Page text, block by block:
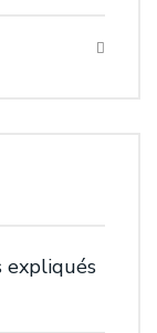
expliqués